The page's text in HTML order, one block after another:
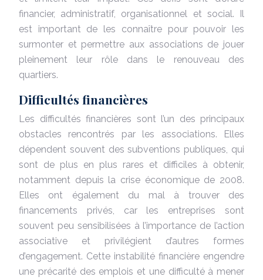
financier, administratif, organisationnel et social. Il
est important de les connaître pour pouvoir les
surmonter et permettre aux associations de jouer
pleinement leur rôle dans le renouveau des
quartiers.
Difficultés financières
Les difficultés financières sont l’un des principaux
obstacles rencontrés par les associations. Elles
dépendent souvent des subventions publiques, qui
sont de plus en plus rares et difficiles à obtenir,
notamment depuis la crise économique de 2008.
Elles ont également du mal à trouver des
financements privés, car les entreprises sont
souvent peu sensibilisées à l’importance de l’action
associative et privilégient d’autres formes
d’engagement. Cette instabilité financière engendre
une précarité des emplois et une difficulté à mener